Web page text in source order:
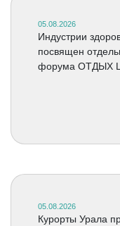
05.08.2026
Индустрии
посвящен
форума ОТДЫХ
05.08.2026
Курорты Урала